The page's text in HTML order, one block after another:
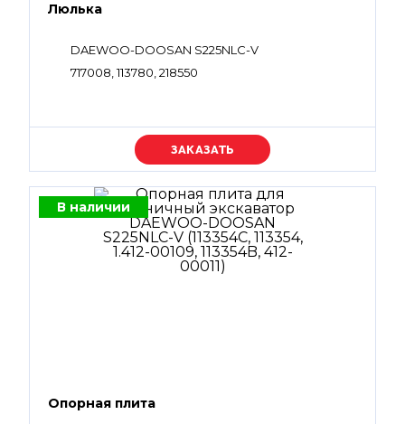
Люлька
DAEWOO-DOOSAN S225NLC-V
717008, 113780, 218550
Уточняйте цену
В наличии
Опорная плита